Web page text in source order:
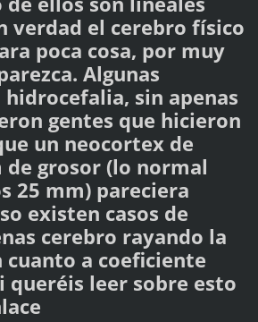
verdad el cerebro físico
poca cosa, por muy
Algunas
hidrocefalia, sin apenas
gentes que hicieron
un neocortex de
de grosor (lo normal
25 mm) pareciera
existen casos de
cerebro rayando la
cuanto a coeficiente
queréis leer sobre esto